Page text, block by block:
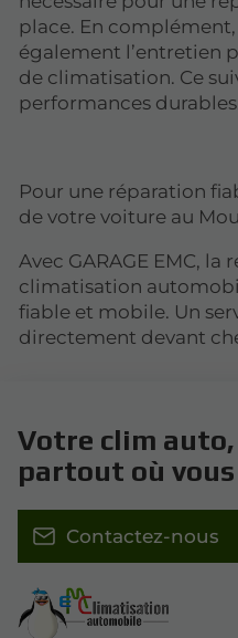
place. En
également l’entretien
de climatisation. Ce
performances
Pour une réparation
de votre voiture au
Avec GARAGE EMC, la
climatisation
fiable et mobile. Un
directement devant
Votre clim
partout où
Contactez-nous